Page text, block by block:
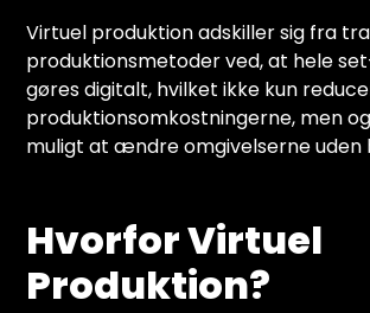
Virtuel produktion adskiller sig fra
produktionsmetoder ved, at hele
gøres digitalt, hvilket ikke kun
produktionsomkostningerne, men
muligt at ændre omgivelserne
Hvorfor Virtuel
Produktion?